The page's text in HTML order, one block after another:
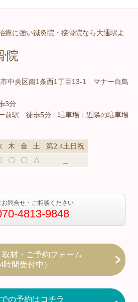
療に強い鍼灸院・接骨院なら大通駅よ
院
中央区南1条西1丁目13-1 マナー白鳥
3分
前駅 徒歩5分 駐車場：近隣の駐車場
木 金 土
第2.4土日祝
〇 〇 △
お問合せ・ご相談ください
4813-9848
材・ご予約フォーム
時間受付中）
での予約はコチラ